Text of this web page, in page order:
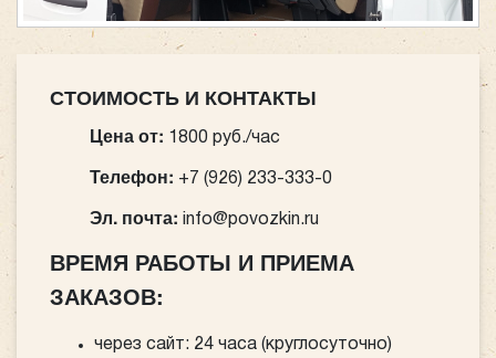
СТОИМОСТЬ И КОНТАКТЫ
Цена от: 1800 руб./час
Телефон: +7 (926) 233-333-0
Эл. почта: info@povozkin.ru
ВРЕМЯ РАБОТЫ И ПРИЕМА
ЗАКАЗОВ:
через сайт: 24 часа (круглосуточно)